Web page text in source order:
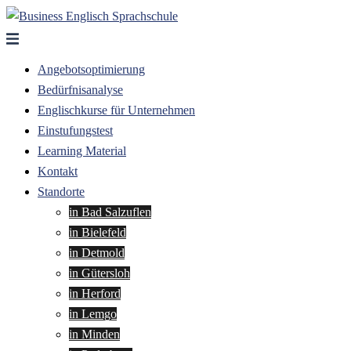
Zum
Inhalt
Angebotsoptimierung
Bedürfnisanalyse
Englischkurse für Unternehmen
Einstufungstest
Learning Material
Kontakt
Standorte
in Bad Salzuflen
in Bielefeld
in Detmold
in Gütersloh
in Herford
in Lemgo
in Minden